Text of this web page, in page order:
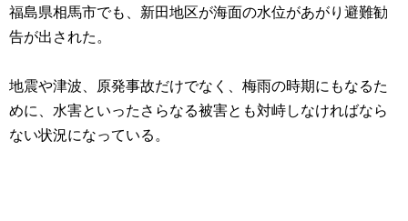
福島県相馬市でも、新田地区が海面の水位があがり避難勧
告が出された。
地震や津波、原発事故だけでなく、梅雨の時期にもなるた
めに、水害といったさらなる被害とも対峙しなければなら
ない状況になっている。